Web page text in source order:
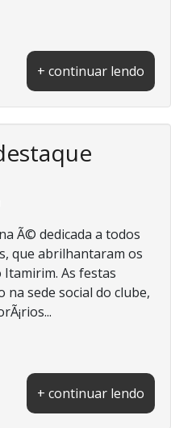
+ continuar lendo
Ã© dedicada a todos
que abrilhantaram os
As festas
sede social do clube,
+ continuar lendo